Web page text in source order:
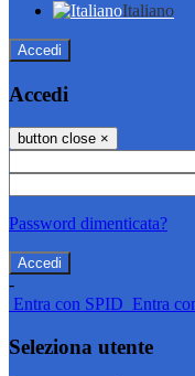
Italiano
Accedi
Accedi
button close ×
Password dimenticata?
-
Entra con SPID Entra
Seleziona utente